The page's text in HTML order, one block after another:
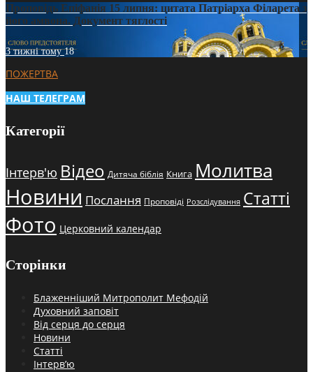
Проповідь Епіфанія 15 липня: цитата Патріарха Філарета з
його амвона. Документ тяглості
3 тижні тому18
ПОЖЕРТВА
НАШ ТЕЛЕГРАМ
Категорії
Інтерв'ю Відео Дитяча біблія Книга Молитва
Новини Послання Проповіді Розслідування Статті
Фото Церковний календар
Сторінки
Блаженніший Митрополит Мефодій
Духовний заповіт
Від серця до серця
Новини
Статті
Інтерв’ю